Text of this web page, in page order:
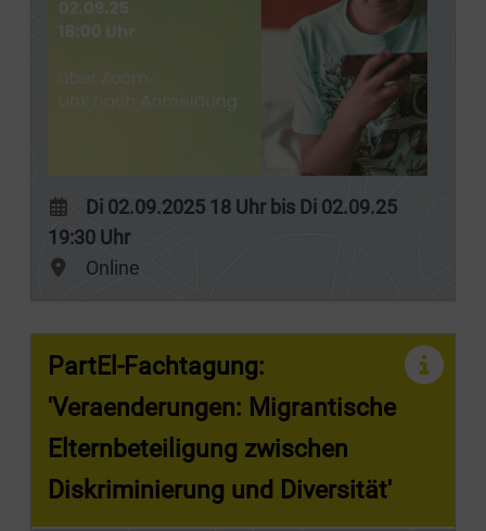
Di 02.09.2025 18 Uhr bis Di 02.09.25
19:30 Uhr
Online
PartEl-Fachtagung:
'Veraenderungen: Migrantische
Elternbeteiligung zwischen
Diskriminierung und Diversität'